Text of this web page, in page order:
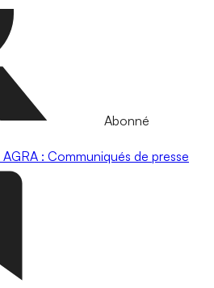
Abonné
AGRA : Communiqués de presse